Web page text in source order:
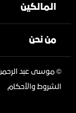
المالكين
من نحن
© موسى عبد
الشروط والأحكام